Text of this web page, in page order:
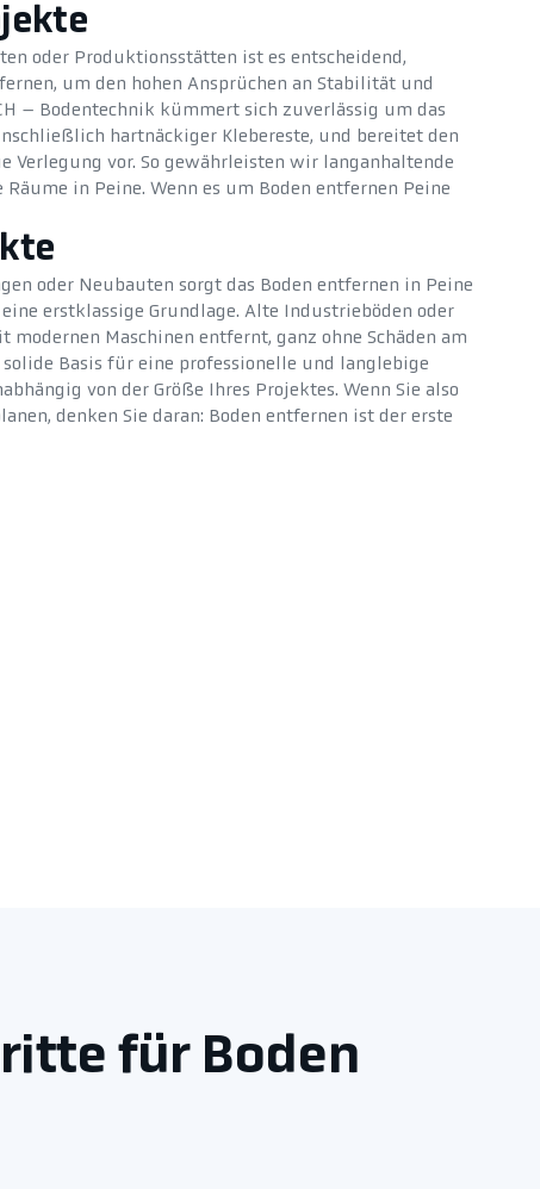
oder Produktionsstätten ist es entscheidend,
um den hohen Ansprüchen an Stabilität und
– Bodentechnik kümmert sich zuverlässig um das
hartnäckiger Klebereste, und bereitet den
Verlegung vor. So gewährleisten wir langanhaltende
in Peine. Wenn es um Boden entfernen Peine
oder Neubauten sorgt das Boden entfernen in Peine
erstklassige Grundlage. Alte Industrieböden oder
Maschinen entfernt, ganz ohne Schäden am
Basis für eine professionelle und langlebige
von der Größe Ihres Projektes. Wenn Sie also
denken Sie daran: Boden entfernen ist der erste
für Boden